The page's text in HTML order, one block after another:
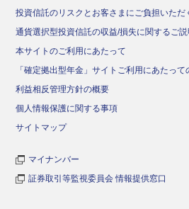
投資信託のリスクとお客さまにご負担いただ
通貨選択型投資信託の収益/損失に関するご説
本サイトのご利用にあたって
「確定拠出型年金」サイトご利用にあたって
利益相反管理方針の概要
個人情報保護に関する事項
サイトマップ
マイナンバー
証券取引等監視委員会 情報提供窓口